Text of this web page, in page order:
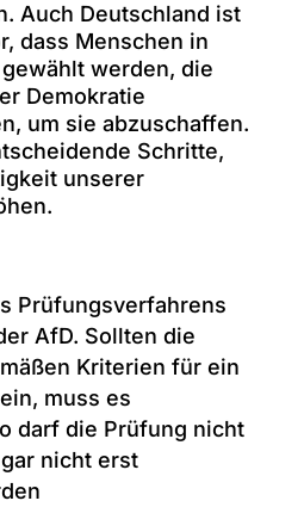
Auch Deutschland ist
dass Menschen in
werden, die
Demokratie
um sie abzuschaffen.
Schritte,
unserer
Prüfungsverfahrens
AfD. Sollten die
Kriterien für ein
muss es
darf die Prüfung nicht
nicht erst